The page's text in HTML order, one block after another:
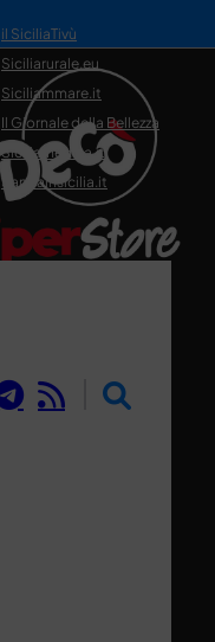
il SiciliaTivù
Siciliarurale.eu
Siciliammare.it
Il Giornale della Bellezza
Siciliamedica.it
Sanitainsicilia.it